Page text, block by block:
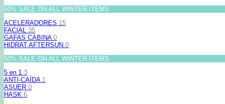
50% SALE ON ALL WINTER ITEMS
ACELERADORES 15
FACIAL 35
GAFAS CABINA 0
HIDRAT AFTERSUN 0
50% SALE ON ALL WINTER ITEMS
5 en 1 3
ANTI-CAÍDA 1
ASUER 0
HASK 6